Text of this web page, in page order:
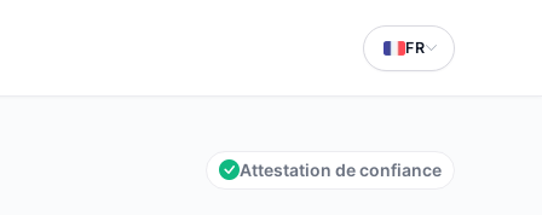
FR
Attestation de confiance